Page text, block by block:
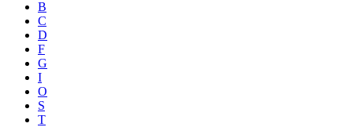
B
C
D
F
G
I
O
S
T